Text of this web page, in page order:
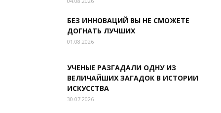
БЕЗ ИННОВАЦИЙ ВЫ НЕ СМОЖЕТЕ
ДОГНАТЬ ЛУЧШИХ
01.08.2026
УЧЕНЫЕ РАЗГАДАЛИ ОДНУ ИЗ
ВЕЛИЧАЙШИХ ЗАГАДОК В ИСТОРИИ
ИСКУССТВА
30.07.2026